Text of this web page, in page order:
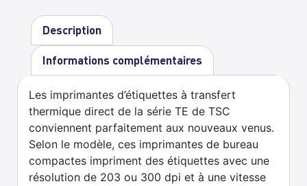
Description
Informations complémentaires
Les imprimantes d’étiquettes à transfert
thermique direct de la série TE de TSC
conviennent parfaitement aux nouveaux venus.
Selon le modèle, ces imprimantes de bureau
compactes impriment des étiquettes avec une
résolution de 203 ou 300 dpi et à une vitesse